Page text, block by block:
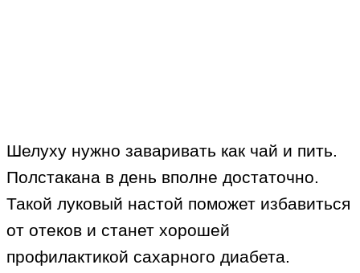
Шелуху нужно заваривать как чай и пить.
Полстакана в день вполне достаточно.
Такой луковый настой поможет избавиться
от отеков и станет хорошей
профилактикой сахарного диабета.